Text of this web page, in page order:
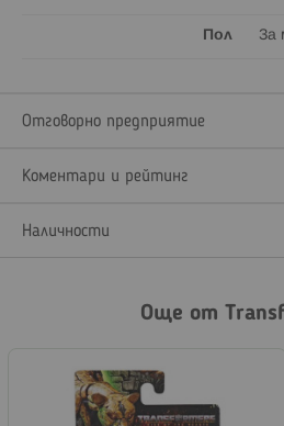
Пол За
Отговорно предприятие
Коментари и рейтинг
Наличности
Още от